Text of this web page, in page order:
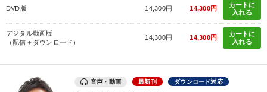
DVD版 14,300円 14,300円
カートに
入れる
デジタル動画版
（配信＋ダウンロード）
14,300円 14,300円
カートに
入れる
音声・動画 最新刊 ダウンロード対応